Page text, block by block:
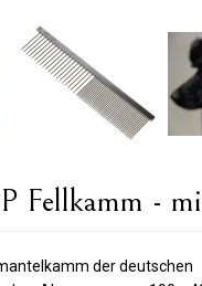
​​Fellkamm -
der deutschen